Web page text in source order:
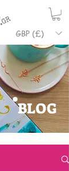
GBP (£)
BLOG